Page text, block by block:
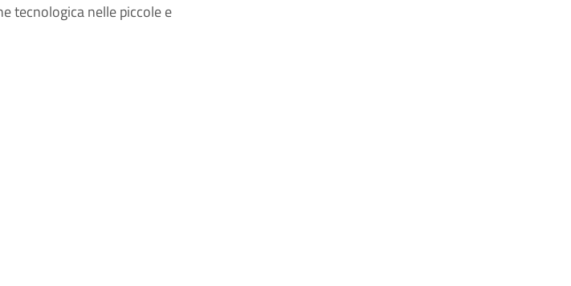
tecnologica nelle piccole e